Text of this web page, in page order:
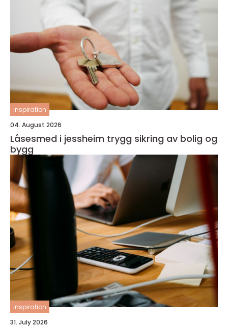
inspiration
04. August 2026
Låsesmed i jessheim trygg sikring av bolig og
bygg
inspiration
31. July 2026